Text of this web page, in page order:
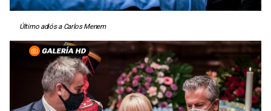
Último adiós a Carlos Menem